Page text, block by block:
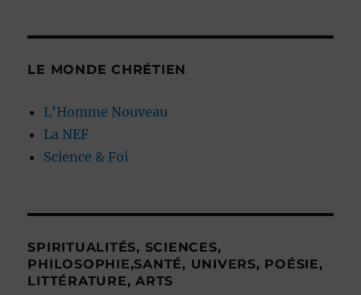
LE MONDE CHRÉTIEN
L'Homme Nouveau
La NEF
Science & Foi
SPIRITUALITÉS, SCIENCES,
PHILOSOPHIE,SANTÉ, UNIVERS, POÉSIE,
LITTÉRATURE, ARTS